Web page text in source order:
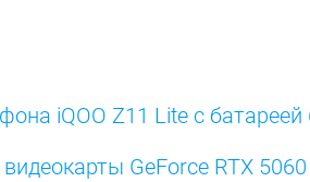
iQOO Z11 Lite с
GeForce RTX